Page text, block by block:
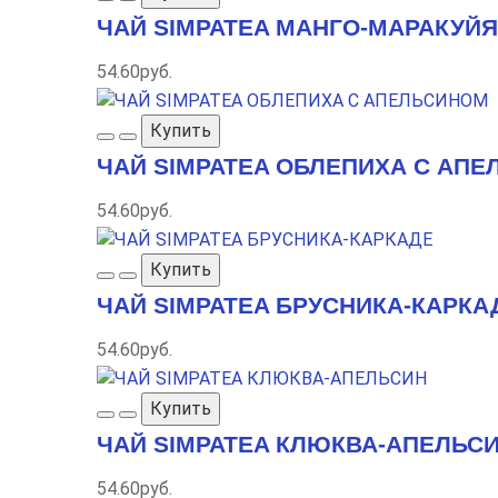
ЧАЙ SIMPATEA МАНГО-МАРАКУЙЯ
54.60руб.
Купить
ЧАЙ SIMPATEA ОБЛЕПИХА С
54.60руб.
Купить
ЧАЙ SIMPATEA БРУСНИКА-
54.60руб.
Купить
ЧАЙ SIMPATEA КЛЮКВА-
54.60руб.